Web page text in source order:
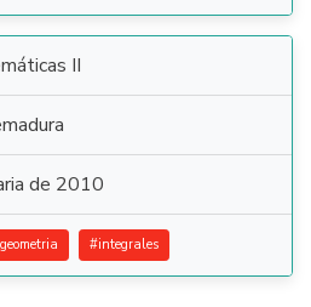
II
de 2010
geometria #integrales